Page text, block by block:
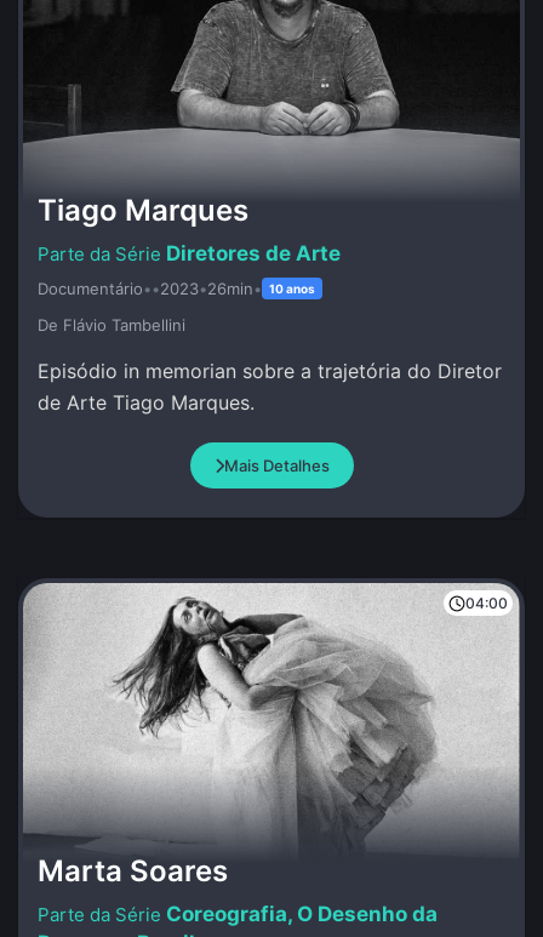
Tiago Marques
Diretores de Arte
Documentário••2023•26min• 10 anos
De Flávio Tambellini
Episódio in memorian sobre a trajetória do Diretor
de Arte Tiago Marques.
Mais Detalhes
04:00
Marta Soares
Coreografia, O Desenho da